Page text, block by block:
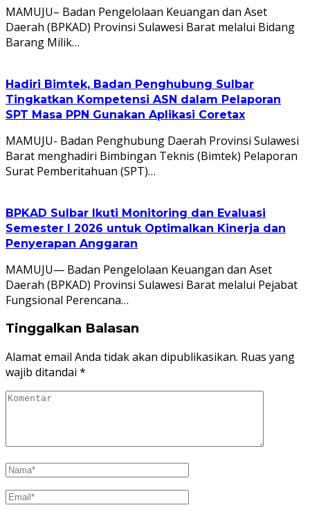
MAMUJU– Badan Pengelolaan Keuangan dan Aset
Daerah (BPKAD) Provinsi Sulawesi Barat melalui Bidang
Barang Milik…
Hadiri Bimtek, Badan Penghubung Sulbar
Tingkatkan Kompetensi ASN dalam Pelaporan
SPT Masa PPN Gunakan Aplikasi Coretax
MAMUJU- Badan Penghubung Daerah Provinsi Sulawesi
Barat menghadiri Bimbingan Teknis (Bimtek) Pelaporan
Surat Pemberitahuan (SPT)…
BPKAD Sulbar Ikuti Monitoring dan Evaluasi
Semester I 2026 untuk Optimalkan Kinerja dan
Penyerapan Anggaran
MAMUJU— Badan Pengelolaan Keuangan dan Aset
Daerah (BPKAD) Provinsi Sulawesi Barat melalui Pejabat
Fungsional Perencana…
Tinggalkan Balasan
Alamat email Anda tidak akan dipublikasikan. Ruas yang
wajib ditandai *